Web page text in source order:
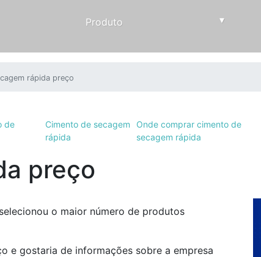
Produto ▾
rápida preço
de
Cimento de secagem
rápida
Onde comprar cimento de
secagem rápida
preço
o maior número de produtos
e gostaria de informações sobre a empresa